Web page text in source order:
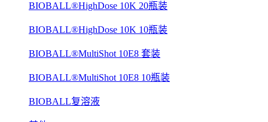
BIOBALL®HighDose 10K 20瓶装
BIOBALL®HighDose 10K 10瓶装
BIOBALL®MultiShot 10E8 套装
BIOBALL®MultiShot 10E8 10瓶装
BIOBALL复溶液